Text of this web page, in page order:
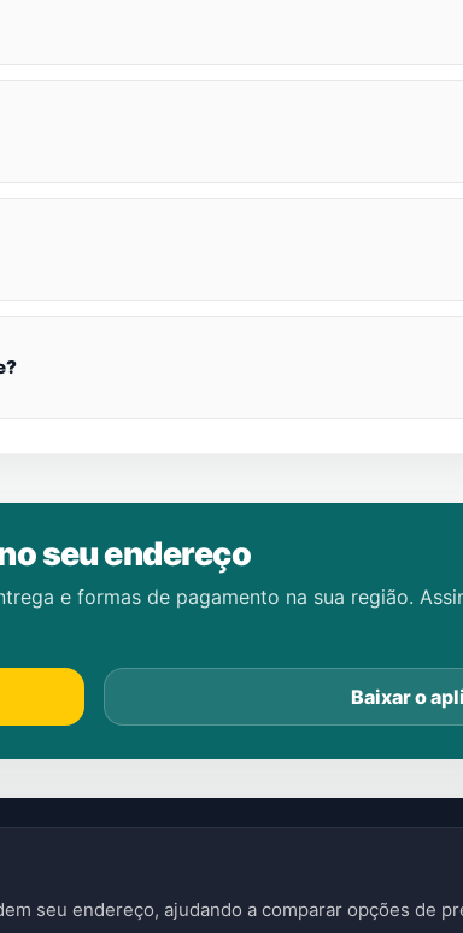
seu endereço
e formas de pagamento na sua região.
Baixar o
seu endereço, ajudando a comparar opções de